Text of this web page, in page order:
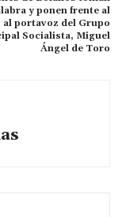
y ponen frente al
al portavoz del Grupo
Socialista, Miguel
Ángel de Toro